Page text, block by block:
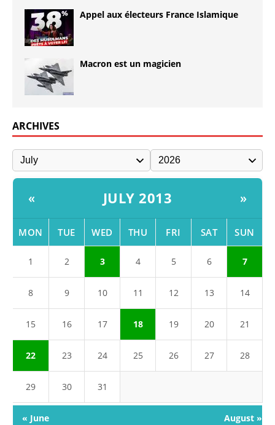
Appel aux électeurs France Islamique
Macron est un magicien
ARCHIVES
« JULY 2013 »
MON TUE WED THU FRI SAT SUN
1 2 3 4 5 6 7
8 9 10 11 12 13 14
15 16 17 18 19 20 21
22 23 24 25 26 27 28
29 30 31
« June August »